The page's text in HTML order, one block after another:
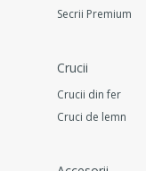
Secrii Premium
Crucii
Crucii din fer
Cruci de lemn